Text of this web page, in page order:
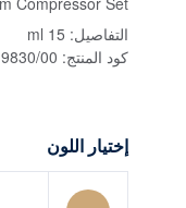
التفاصيل: 15 ml
كود المنتج: 00
إختيار اللون